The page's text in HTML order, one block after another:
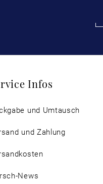
Infos
und Umtausch
und Zahlung
News